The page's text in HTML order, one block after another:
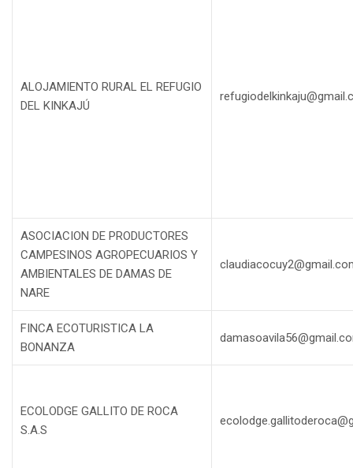
ALOJAMIENTO RURAL EL REFUGIO
DEL KINKAJÚ
ASOCIACION DE PRODUCTORES
CAMPESINOS AGROPECUARIOS Y
AMBIENTALES DE DAMAS DE
NARE
FINCA ECOTURISTICA LA
BONANZA
ECOLODGE GALLITO DE ROCA
S.A.S